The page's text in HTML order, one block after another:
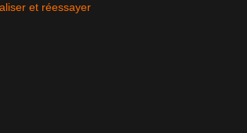
et réessayer